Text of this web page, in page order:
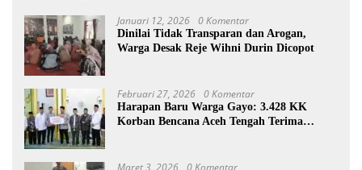
Januari 12, 2026 0 Komentar
Dinilai Tidak Transparan dan Arogan,
Warga Desak Reje Wihni Durin Dicopot
Februari 27, 2026 0 Komentar
Harapan Baru Warga Gayo: 3.428 KK
Korban Bencana Aceh Tengah Terima
Maret 3, 2026 0 Komentar